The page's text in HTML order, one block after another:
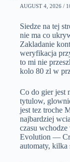
AUGUST 4, 2026 /
Siedze na tej
nie ma co
Zakladanie
weryfikacja
to mi nie
kolo 80 zl w
Co do gier jest
tytulow,
jest tez troche
najbardziej
czasu
Evolution —
automaty, kilka